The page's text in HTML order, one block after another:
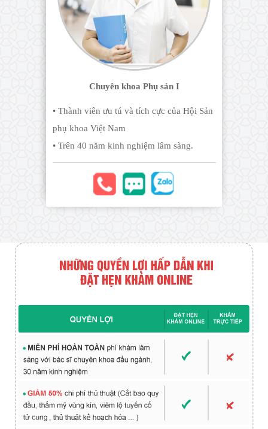
Chuyên khoa Phụ sản I
• Thành viên ưu tú và tích cực của Hội Sản
phụ khoa Việt Nam
• Trên 40 năm kinh nghiệm lâm sàng.